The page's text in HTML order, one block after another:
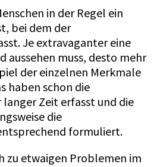
in der Regel ein
bei dem der
Je extravaganter eine
aussehen muss, desto mehr
der einzelnen Merkmale
haben schon die
Zeit erfasst und die
die
formuliert.
zu etwaigen Problemen im